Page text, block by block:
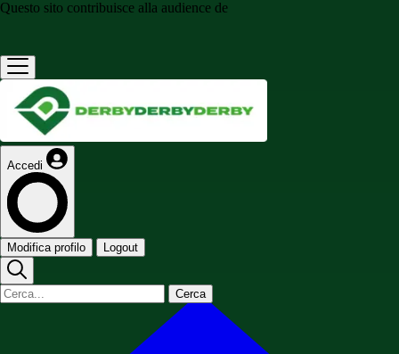
Questo sito contribuisce alla audience de
Accedi
Modifica profilo Logout
Cerca